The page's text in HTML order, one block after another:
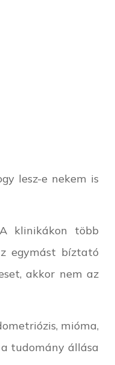
lesz-e nekem is
klinikákon több
egymást bíztató
akkor nem az
mióma,
tudomány állása